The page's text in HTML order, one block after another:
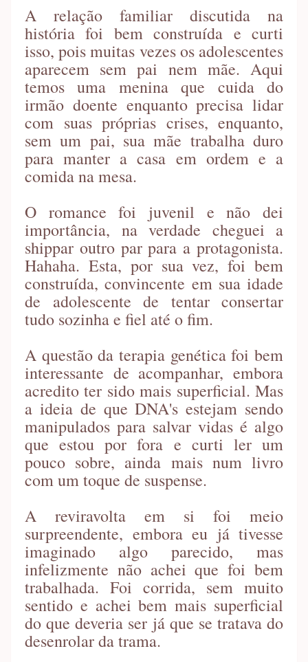
A relação familiar discutida na
história foi bem construída e curti
isso, pois muitas vezes os adolescentes
aparecem sem pai nem mãe. Aqui
temos uma menina que cuida do
irmão doente enquanto precisa lidar
com suas próprias crises, enquanto,
sem um pai, sua mãe trabalha duro
para manter a casa em ordem e a
comida na mesa.
O romance foi juvenil e não dei
importância, na verdade cheguei a
shippar outro par para a protagonista.
Hahaha. Esta, por sua vez, foi bem
construída, convincente em sua idade
de adolescente de tentar consertar
tudo sozinha e fiel até o fim.
A questão da terapia genética foi bem
interessante de acompanhar, embora
acredito ter sido mais superficial. Mas
a ideia de que DNA's estejam sendo
manipulados para salvar vidas é algo
que estou por fora e curti ler um
pouco sobre, ainda mais num livro
com um toque de suspense.
A reviravolta em si foi meio
surpreendente, embora eu já tivesse
imaginado algo parecido, mas
infelizmente não achei que foi bem
trabalhada. Foi corrida, sem muito
sentido e achei bem mais superficial
do que deveria ser já que se tratava do
desenrolar da trama.